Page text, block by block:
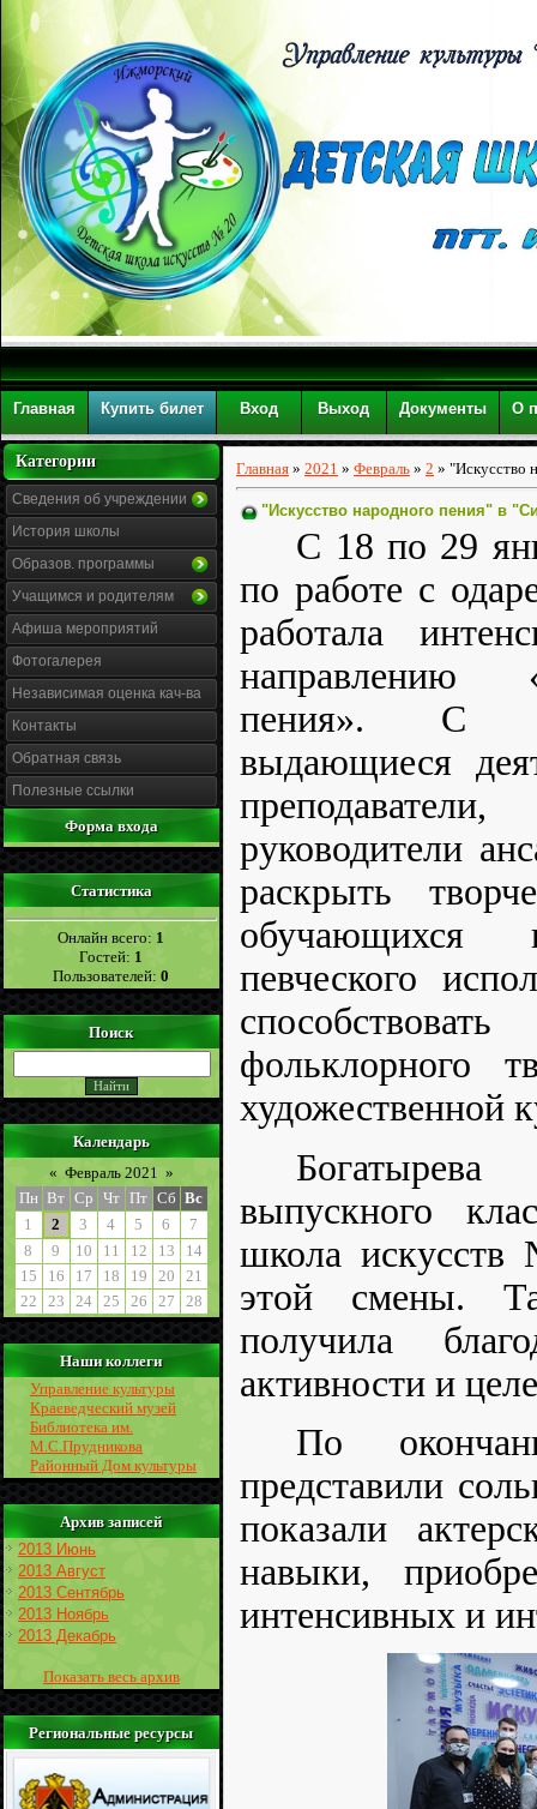
Главная Купить билет Вход Выход Документы О
Категории
Сведения об учреждении
История школы
Образов. программы
Учащимся и родителям
Афиша мероприятий
Фотогалерея
Независимая оценка кач-ва
Контакты
Обратная связь
Полезные ссылки
Форма входа
Статистика
Онлайн всего: 1
Гостей: 1
Пользователей:0
Поиск
Календарь
« Февраль 2021 »
Пн Вт Ср Чт Пт Сб Вс
1
2 3 4 5 6
7
8
9 10 11 12 13
14
15
16 17 18 19 20
21
22
23 24 25 26 27 28
Наши коллеги
Управление культуры
Краеведческий музей
Библиотека им.
М.С.Прудникова
Районный Дом культуры
Архив записей
2013 Июнь
2013 Август
2013 Сентябрь
2013 Ноябрь
2013 Декабрь
Показать весь архив
Региональные ресурсы
Главная » 2021 » Февраль » 2 » "Искусство
"Искусство народного пения" в
С 18 по 29
по работе с
работала
направлению
пения». С
выдающиеся
руководители
раскрыть
обучающихся
певческого
фольклорного
художественной
выпускного
школа искусств
этой смены.
получила
активности и
По
представили
показали
навыки,
интенсивных и